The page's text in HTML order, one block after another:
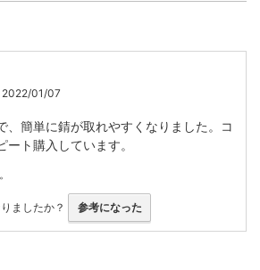
5
2022/01/07
、簡単に錆が取れやすくなりました。コ
ト購入しています。
ましたか？ 参考になった